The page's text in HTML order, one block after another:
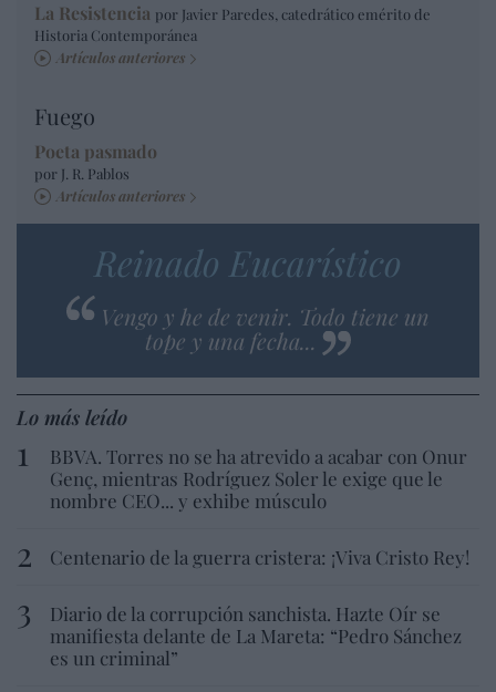
La Resistencia por Javier Paredes, catedrático emérito de
Historia Contemporánea
Artículos anteriores
Fuego
Poeta pasmado
por J. R. Pablos
Artículos anteriores
Reinado Eucarístico
Vengo y he de venir. Todo tiene un
tope y una fecha...
Lo más leído
BBVA. Torres no se ha atrevido a acabar con Onur
Genç, mientras Rodríguez Soler le exige que le
nombre CEO... y exhibe músculo
Centenario de la guerra cristera: ¡Viva Cristo Rey!
Diario de la corrupción sanchista. Hazte Oír se
manifiesta delante de La Mareta: “Pedro Sánchez
es un criminal”